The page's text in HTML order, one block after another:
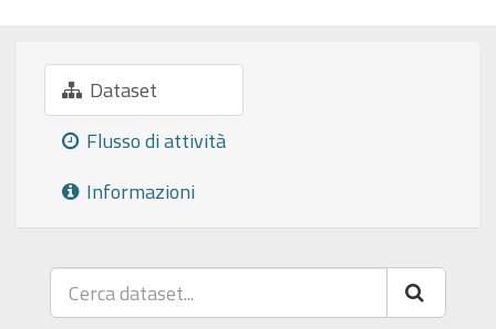
Dataset
Flusso di attività
Informazioni